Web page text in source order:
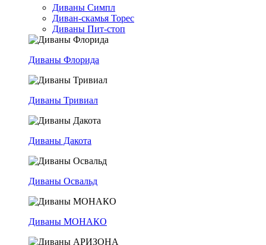
Диваны Симпл
Диван-скамья Торес
Диваны Пит-стоп
Диваны Флорида
Диваны Тривиал
Диваны Дакота
Диваны Освальд
Диваны МОНАКО